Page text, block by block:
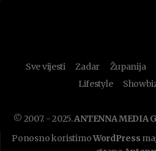
Sve vijesti Zadar Županija
Lifestyle
© 2007. - 2025.ANTENNA MEDIA
Ponosno koristimoWordPress